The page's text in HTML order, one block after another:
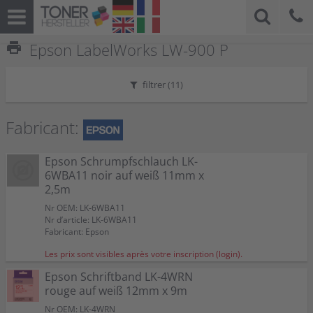
print Epson LabelWorks LW-900 P
filtrer (11)
Fabricant:
Epson Schrumpfschlauch LK-
6WBA11 noir auf weiß 11mm x
2,5m
Nr OEM: LK-6WBA11
Nr d’article: LK-6WBA11
Fabricant: Epson
Les prix sont visibles après votre inscription (login).
Epson Schriftband LK-4WRN
rouge auf weiß 12mm x 9m
Nr OEM: LK-4WRN